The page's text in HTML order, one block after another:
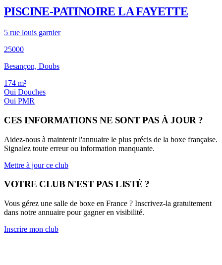
PISCINE-PATINOIRE LA FAYETTE
5 rue louis garnier
25000
Besançon, Doubs
174 m²
Oui Douches
Oui PMR
CES INFORMATIONS NE SONT PAS À JOUR ?
Aidez-nous à maintenir l'annuaire le plus précis de la boxe française.
Signalez toute erreur ou information manquante.
Mettre à jour ce club
VOTRE CLUB N'EST PAS LISTÉ ?
Vous gérez une salle de boxe en France ? Inscrivez-la gratuitement
dans notre annuaire pour gagner en visibilité.
Inscrire mon club